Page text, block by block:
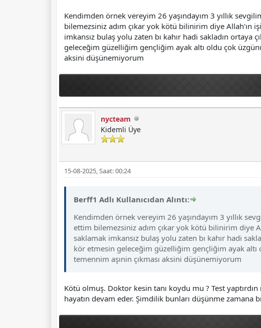
Kendimden örnek vereyim 26 yaşındayım 3 yıllık
bilemezsiniz adım çıkar yok kötü bilinirim diye
imkansız bulaş yolu zaten bı kahır hadi sakladın ortaya
geleceğim güzelliğim gençliğim ayak altı oldu çok
aksini düşünemiyorum
nycteam
Kidemli Üye
15-08-2025, Saat: 00:24
Berff1 Adlı Kullanıcıdan Alıntı:
Kendimden örnek vereyim 26 yaşındayım 3 yıllık
ettim bilemezsiniz adım çıkar yok kötü bilinirim diye
saklamak imkansız bulaş yolu zaten bı kahır hadi
kör etmesin geleceğim güzelliğim gençliğim ayak
temennim aşınin çıkması aksini düşünemiyorum
Kötü olmuş. Doktor kesin tanı koydu mu ? Test
hayatın devam eder. Şimdilik bunları düşünme zamana